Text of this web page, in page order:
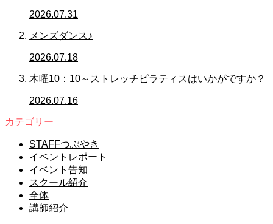
2026.07.31
メンズダンス♪
2026.07.18
木曜10：10～ストレッチピラティスはいかがですか？
2026.07.16
カテゴリー
STAFFつぶやき
イベントレポート
イベント告知
スクール紹介
全体
講師紹介